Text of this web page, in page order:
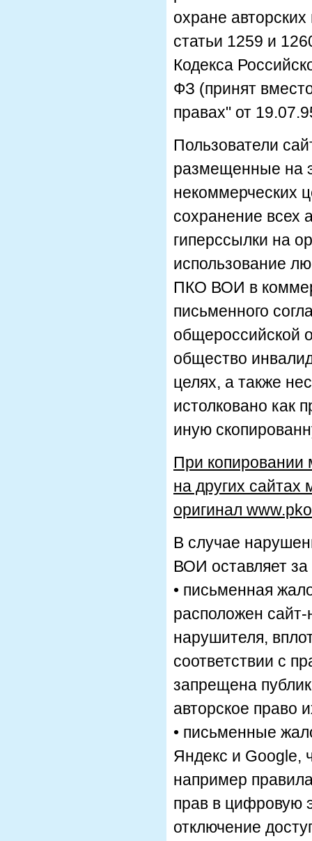
охране
статьи 1259 и
Кодекса
ФЗ (принят
правах" от
Пользователи
размещенные на
некоммерческих
сохранение всех
гиперссылки на
использование
ПКО ВОИ в
письменного
общероссийской
общество
целях, а также
истолковано как
иную
При
на других сайтах
оригинал
В случае
ВОИ оставляет
• письменная
расположен
нарушителя,
соответствии с
запрещена
авторское право
• письменные
Яндекс и Google,
например
прав в цифровую
отключение